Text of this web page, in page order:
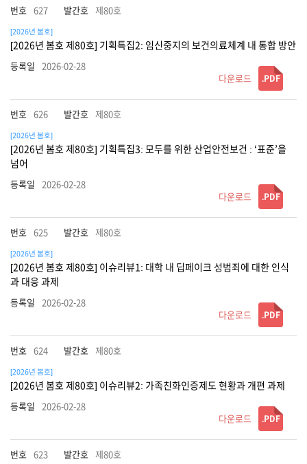
627 제80호
[2026년 봄호]
[2026년 봄호 제80호] 기획특집2: 임신중지의 보건의료체계 내 통합 방안
2026-02-28
.PDF
626 제80호
[2026년 봄호]
[2026년 봄호 제80호] 기획특집3: 모두를 위한 산업안전보건 : ‘표준’을
넘어
2026-02-28
.PDF
625 제80호
[2026년 봄호]
[2026년 봄호 제80호] 이슈리뷰1: 대학 내 딥페이크 성범죄에 대한 인식
과 대응 과제
2026-02-28
.PDF
624 제80호
[2026년 봄호]
[2026년 봄호 제80호] 이슈리뷰2: 가족친화인증제도 현황과 개편 과제
2026-02-28
.PDF
623 제80호